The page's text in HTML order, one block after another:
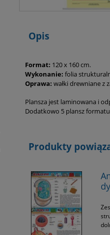
Opis
Format: 120 x 160 cm.
Wykonanie: folia
Oprawa: wałki drewniane z
Plansza jest laminowana i
Dodatkowo 5 plansz
Produkty